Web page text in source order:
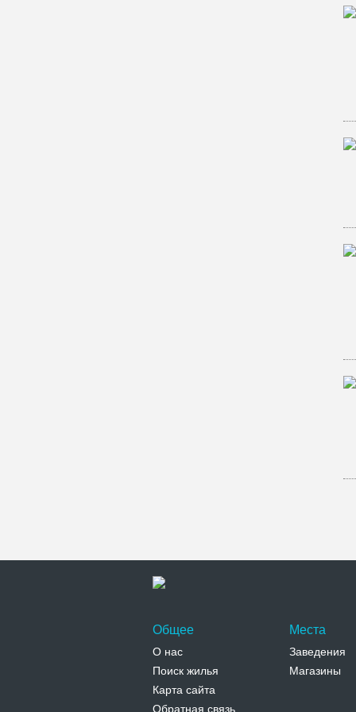
Общее
О нас
Поиск жилья
Карта сайта
Обратная связь
Места
Заведения
Магазины